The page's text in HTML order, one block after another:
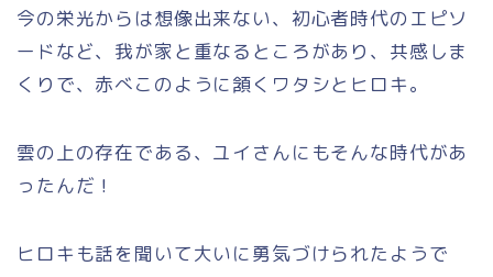
今の栄光からは想像出来ない、初心者時代のエピソ
ードなど、我が家と重なるところがあり、共感しま
くりで、赤べこのように頷くワタシとヒロキ。
雲の上の存在である、ユイさんにもそんな時代があ
ったんだ！
ヒロキも話を聞いて大いに勇気づけられたようで